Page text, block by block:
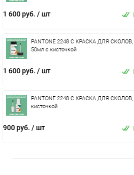
1 600 руб. / шт
PANTONE 2248 C КРАСКА ДЛЯ
50мл с кисточкой
1 600 руб. / шт
PANTONE 2248 C КРАСКА ДЛЯ
кисточкой
900 руб. / шт